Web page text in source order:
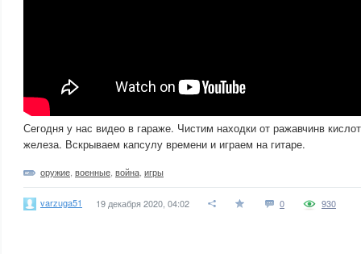
Сегодня у нас видео в гараже. Чистим находки от ражавчинв
железа. Вскрываем капсулу времени и играем на гитаре.
оружие военные война игры
varzuga51 19 декабря 2020, 04:02 0 930